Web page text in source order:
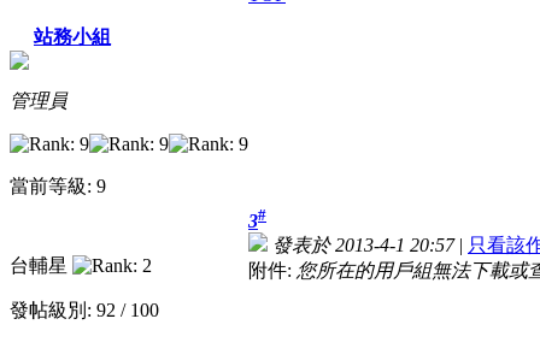
站務小組
管理員
當前等級: 9
台輔星
發帖級別: 92 / 100
3#
發表於 2013-4-1 20:57| 只看該
附件: 您所在的用戶組無法下載或